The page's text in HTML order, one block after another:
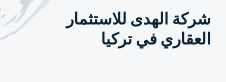
شركة الهدى للاستثمار
العقاري في تركيا